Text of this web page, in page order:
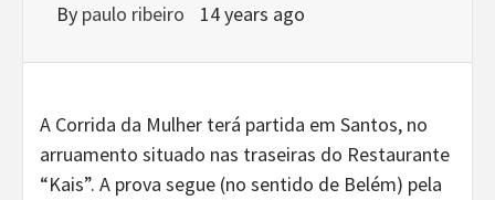
By paulo ribeiro 14 years ago
A Corrida da Mulher terá partida em Santos, no
arruamento situado nas traseiras do Restaurante
“Kais”. A prova segue (no sentido de Belém) pela